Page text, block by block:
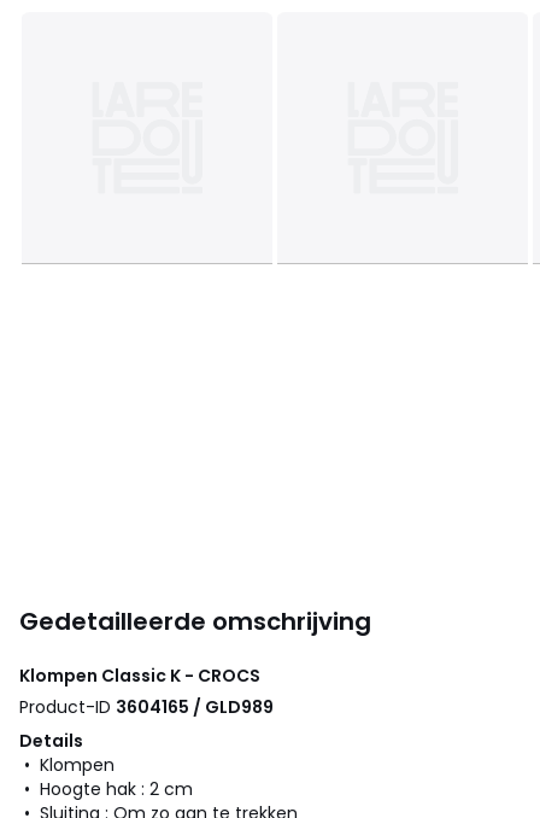
Gedetailleerde omschrijving
Klompen Classic K - CROCS
Product-ID 3604165 / GLD989
Details
• Klompen
• Hoogte hak : 2 cm